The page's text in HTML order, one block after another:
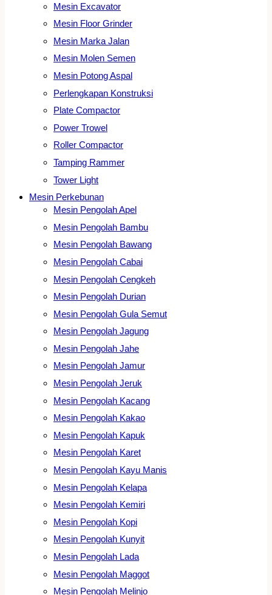
Mesin Excavator
Mesin Floor Grinder
Mesin Marka Jalan
Mesin Molen Semen
Mesin Potong Aspal
Perlengkapan Konstruksi
Plate Compactor
Power Trowel
Roller Compactor
Tamping Rammer
Tower Light
Mesin Perkebunan
Mesin Pengolah Apel
Mesin Pengolah Bambu
Mesin Pengolah Bawang
Mesin Pengolah Cabai
Mesin Pengolah Cengkeh
Mesin Pengolah Durian
Mesin Pengolah Gula Semut
Mesin Pengolah Jagung
Mesin Pengolah Jahe
Mesin Pengolah Jamur
Mesin Pengolah Jeruk
Mesin Pengolah Kacang
Mesin Pengolah Kakao
Mesin Pengolah Kapuk
Mesin Pengolah Karet
Mesin Pengolah Kayu Manis
Mesin Pengolah Kelapa
Mesin Pengolah Kemiri
Mesin Pengolah Kopi
Mesin Pengolah Kunyit
Mesin Pengolah Lada
Mesin Pengolah Maggot
Mesin Pengolah Melinjo